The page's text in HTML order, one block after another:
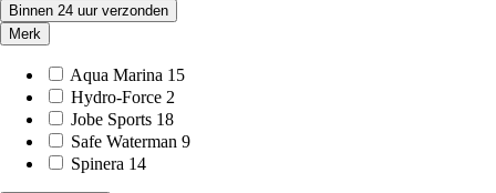
Binnen 24 uur verzonden
Merk
Aqua Marina 15
Hydro-Force 2
Jobe Sports 18
Safe Waterman 9
Spinera 14